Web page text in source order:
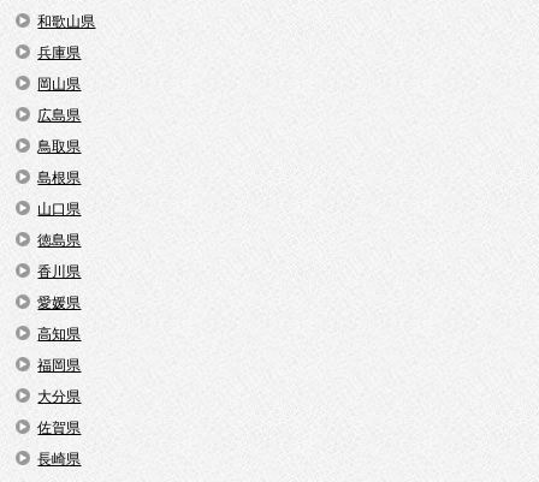
和歌山県
兵庫県
岡山県
広島県
鳥取県
島根県
山口県
徳島県
香川県
愛媛県
高知県
福岡県
大分県
佐賀県
長崎県